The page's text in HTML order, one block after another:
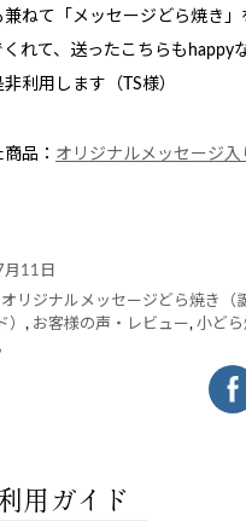
兼ねて
「メッセージどら焼き
れて、送ったこちらもhappy
利用します（TS様）
品： オリジナルメッセージ
11日
オリジナルメッセージどら焼き（
） , お客様の声・レビュー, 小どら
用ガイド